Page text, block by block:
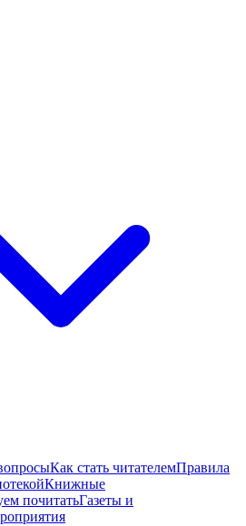
Как стать читателемПравила
Книжные
почитатьГазеты и